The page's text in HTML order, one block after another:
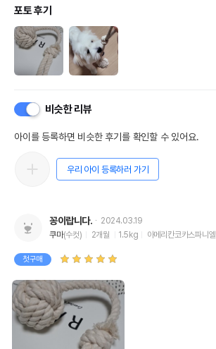
포토 후기
비슷한 리뷰
아이를 등록하면 비슷한 후기를 확인할 수 있어요.
우리 아이 등록하러 가기
꽁이랍니다.
2024.03.19
쿠마(수컷) 2개월 1.5kg 아메리칸코카스파니엘
첫구매